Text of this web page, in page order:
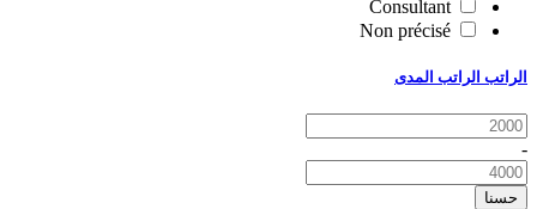
Consultant
Non précisé
الراتب الراتب المدى
-
حسنا